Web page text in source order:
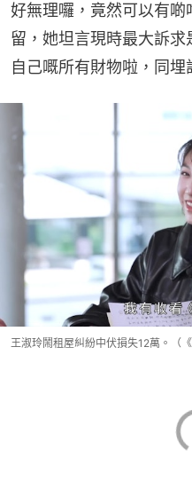
好無理囉，竟然可以有啲
留，她坦言現時最大訴
自己嘅所有財物啦，同埋
王淑玲鬧租屋糾紛中伏損失12萬。（